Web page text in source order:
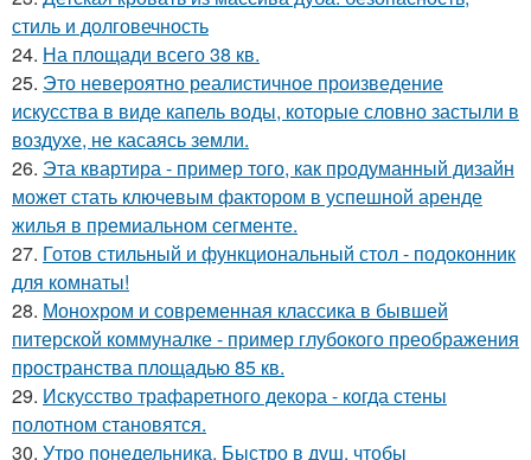
стиль и долговечность
24. На площади всего 38 кв.
25. Это невероятно реалистичное произведение
искусства в виде капель воды, которые словно застыли в
воздухе, не касаясь земли.
26. Эта квартира - пример того, как продуманный дизайн
может стать ключевым фактором в успешной аренде
жилья в премиальном сегменте.
27. Готов стильный и функциональный стол - подоконник
для комнаты!
28. Монохром и современная классика в бывшей
питерской коммуналке - пример глубокого преображения
пространства площадью 85 кв.
29. Искусство трафаретного декора - когда стены
полотном становятся.
30. Утро понедельника. Быстро в душ, чтобы